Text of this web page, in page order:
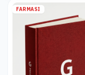
FARMASI